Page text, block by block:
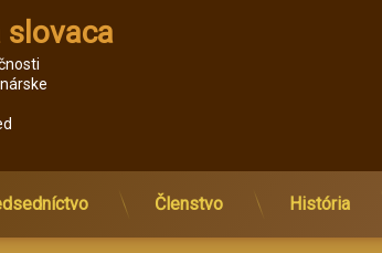
slovaca
Členstvo História